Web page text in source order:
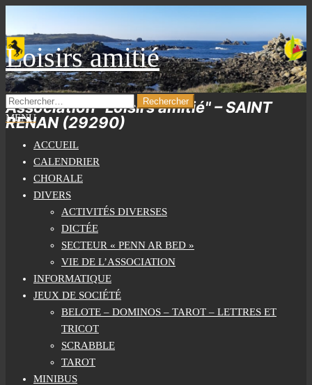
the
content
Loisirs amitié
Association "Loisirs amitié" – SAINT
RENAN (29290)
RECHERCHER :
MENU
ACCUEIL
CALENDRIER
CHORALE
DIVERS
ACTIVITÉS DIVERSES
DICTÉE
SECTEUR « PENN AR BED »
VIE DE L’ASSOCIATION
INFORMATIQUE
JEUX DE SOCIÉTÉ
BELOTE – DOMINOS – TAROT – LETTRES ET
TRICOT
SCRABBLE
TAROT
MINIBUS